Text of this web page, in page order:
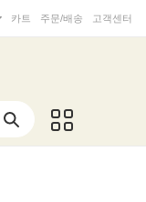
카트 주문/배송 고객센터